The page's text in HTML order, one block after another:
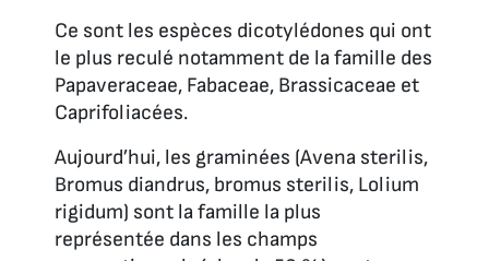
Ce sont les espèces dicotylédones qui ont
le plus reculé notamment de la famille des
Papaveraceae, Fabaceae, Brassicaceae et
Caprifoliacées.
Aujourd’hui, les graminées (Avena sterilis,
Bromus diandrus, bromus sterilis, Lolium
rigidum) sont la famille la plus
représentée dans les champs